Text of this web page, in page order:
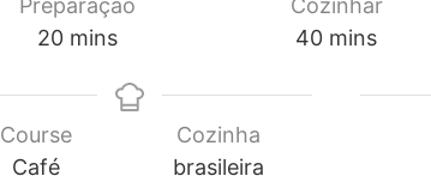
Preparação
20 mins
Cozinhar
40 mins
Course
Café
Cozinha
brasileira